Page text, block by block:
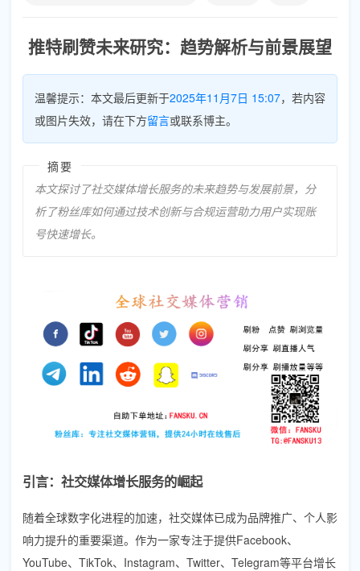
推特刷赞未来研究：趋势解析与前景展望
温馨提示：本文最后更新于2025年11月7日 15:07，若内容
或图片失效，请在下方留言或联系博主。
摘要
本文探讨了社交媒体增长服务的未来趋势与发展前景，分
析了粉丝库如何通过技术创新与合规运营助力用户实现账
号快速增长。
引言：社交媒体增长服务的崛起
随着全球数字化进程的加速，社交媒体已成为品牌推广、个人影
响力提升的重要渠道。作为一家专注于提供Facebook、
YouTube、TikTok、Instagram、Twitter、Telegram等平台增长